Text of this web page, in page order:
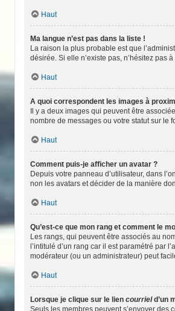
Haut
Ma langue n’est pas dans la liste !
La raison la plus probable est que
désirée. Si elle n’existe pas, n’hésitez pas
Haut
A quoi correspondent les images à
Il y a deux images qui peuvent être
nombre de messages ou votre statut sur le
Haut
Comment puis-je afficher un avatar ?
Depuis votre panneau d’utilisateur, dans
non les avatars et décider de la manière
Haut
Qu’est-ce que mon rang et comment le
Les rangs, qui peuvent être associés au
l’intitulé d’un rang car il est paramétré par
modérateur (ou un administrateur) peut
Haut
Lorsque je clique sur le liencourrield’un
Seuls les membres peuvent s’envoyer des